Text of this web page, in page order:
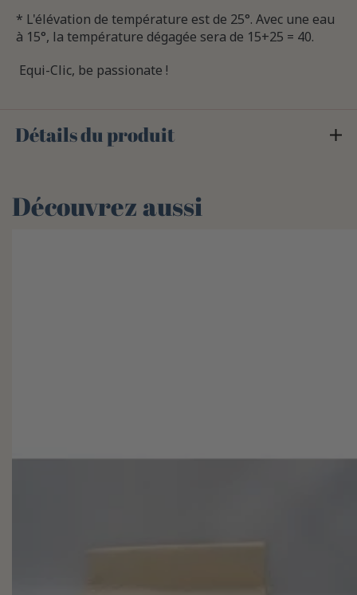
* L'élévation de température est de 25°. Avec une eau
à 15°, la température dégagée sera de 15+25 = 40.
Equi-Clic, be passionate !
Détails du produit
Découvrez aussi